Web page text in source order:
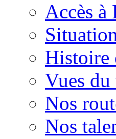
Accès à
Histoire
Vues
Nos
Nos